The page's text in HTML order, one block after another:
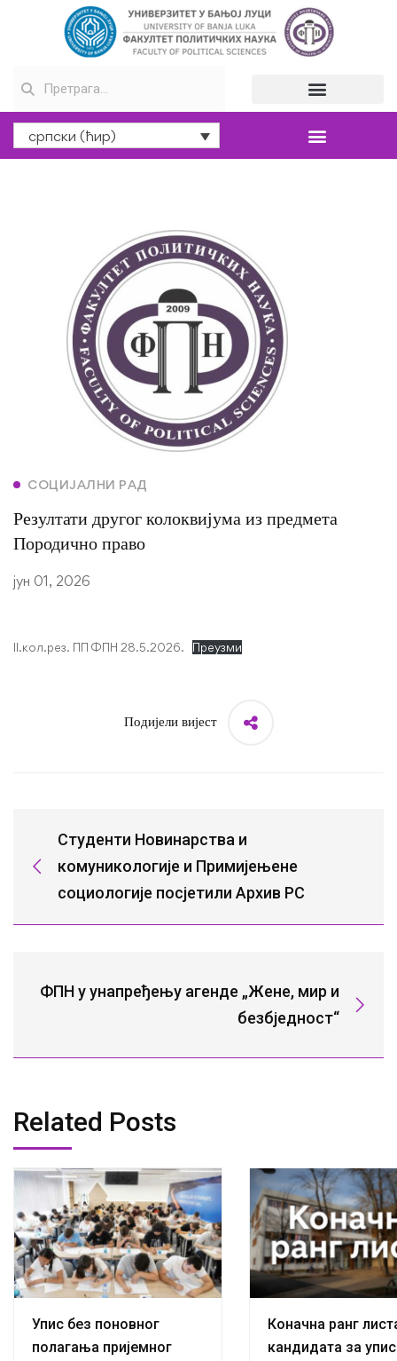
српски (ћир)
СОЦИЈАЛНИ РАД
Резултати другог колоквијума из предмета
Породично право
јун 01, 2026
II.кол.рез. ПП ФПН 28.5.2026. Преузми
Подијели вијест
Студенти Новинарства и
комуникологије и Примијењене
социологије посјетили Архив РС
ФПН у унапређењу агенде „Жене, мир и
безбједност“
Related Posts
Упис без поновног
полагања пријемног
Коначна ранг
кандидата за